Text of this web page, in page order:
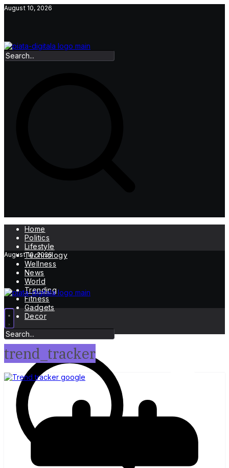
Skip
August 10, 2026
Home
Politics
Lifestyle
Technology
Wellness
News
World
Trending
Fitness
Gadgets
Decor
August 10, 2026
trend_tracker